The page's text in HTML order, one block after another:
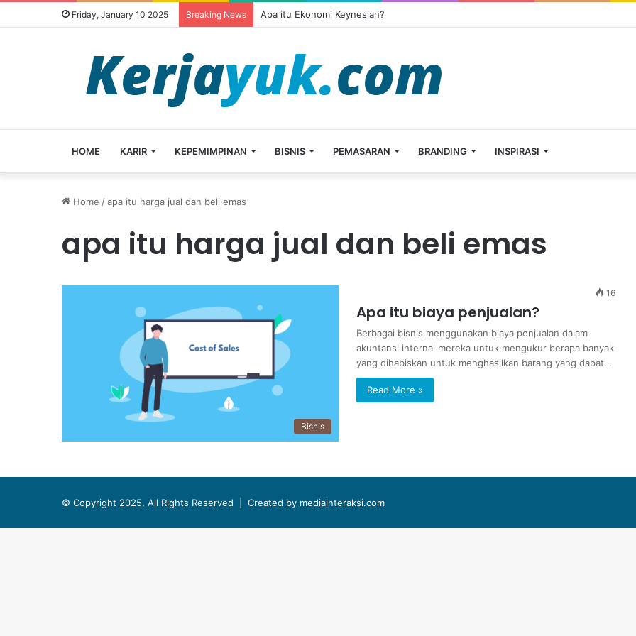
Friday, January 10 2025 Breaking News Apa itu Ekonomi Keynesian?
HOME KARIR KEPEMIMPINAN BISNIS PEMASARAN BRANDING INSPIRASI
Home /apa itu harga jual dan beli emas
apa itu harga jual dan beli emas
Bisnis
16
Apa itu biaya penjualan?
Berbagai bisnis menggunakan biaya penjualan dalam
akuntansi internal mereka untuk mengukur berapa banyak
yang dihabiskan untuk menghasilkan barang yang dapat…
Read More »
© Copyright 2025, All Rights Reserved | Created by mediainteraksi.com